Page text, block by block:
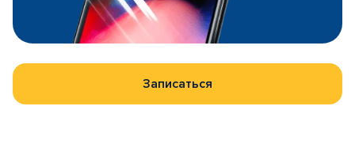
Записаться